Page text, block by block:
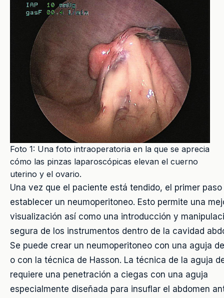
Foto 1: Una foto intraoperatoria en la que se aprecia
cómo las pinzas laparoscópicas elevan el cuerno
uterino y el ovario.
Una vez que el paciente está tendido, el primer paso
establecer un neumoperitoneo. Esto permite una
visualización así como una introducción y
segura de los instrumentos dentro de la cavidad
Se puede crear un neumoperitoneo con una aguja
o con la técnica de Hasson. La técnica de la aguja
requiere una penetración a ciegas con una aguja
especialmente diseñada para insuflar el abdomen